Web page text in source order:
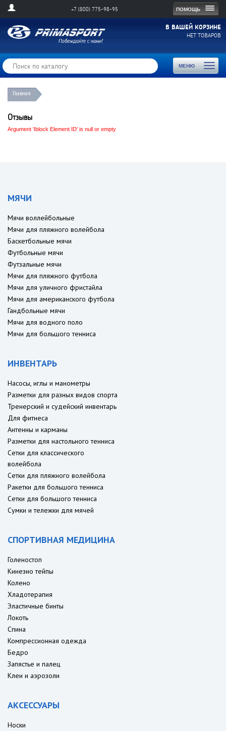
ПОМОЩЬ
+7 (800) 775-98-95
В ВАШЕЙ КОРЗИНЕ
НЕТ ТОВАРОВ
МЕНЮ
Toggle
Главная
Отзывы
Argument 'Iblock Element ID' is null or empty
МЯЧИ
Мячи воллейбольные
Мячи для пляжного волейбола
Баскетбольные мячи
Футбольные мячи
Футзальные мячи
Мячи для пляжного футбола
Мячи для уличного фристайла
Мячи для американского футбола
Гандбольные мячи
Мячи для водного поло
Мячи для большого тенниса
ИНВЕНТАРЬ
Насосы, иглы и манометры
Разметки для разных видов спорта
Тренерский и судейский инвентарь
Для фитнеса
Антенны и карманы
Разметки для настольного тенниса
Сетки для классического
волейбола
Сетки для пляжного волейбола
Ракетки для большого тенниса
Сетки для большого тенниса
Сумки и тележки для мячей
СПОРТИВНАЯ МЕДИЦИНА
Голеностоп
Кинезио тейпы
Колено
Хладотерапия
Эластичные бинты
Локоть
Спина
Компрессионная одежда
Бедро
Запястье и палец
Клеи и аэрозоли
АКСЕССУАРЫ
Носки